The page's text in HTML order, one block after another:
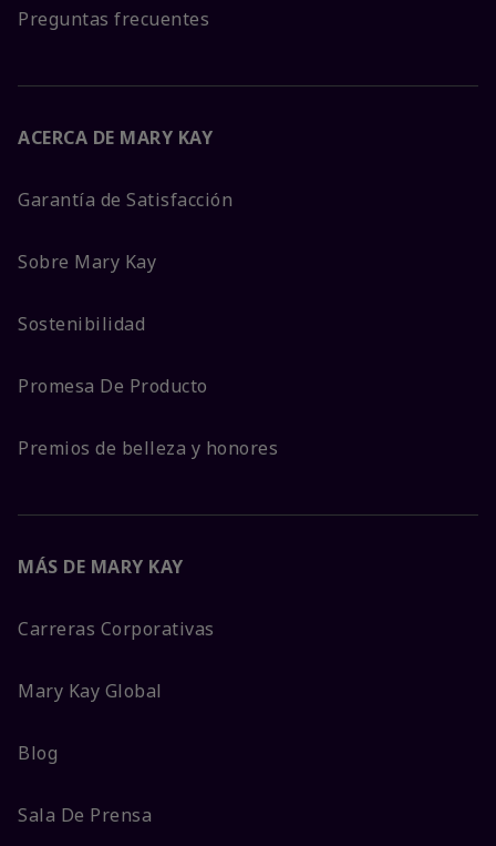
Preguntas frecuentes
ACERCA DE MARY KAY
Garantía de Satisfacción
Sobre Mary Kay
Sostenibilidad
Promesa De Producto
Premios de belleza y honores
MÁS DE MARY KAY
Carreras Corporativas
Mary Kay Global
Blog
Sala De Prensa